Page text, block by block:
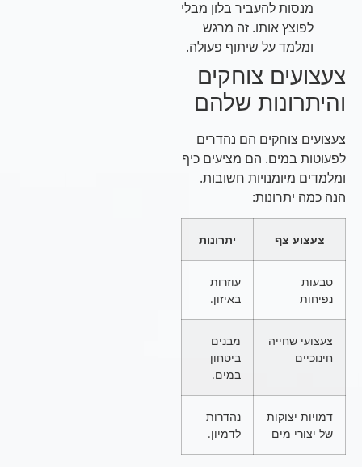
מנסות להעביר בלון מבלי
לפוצץ אותו. זה מרגש
ומלמד על שיתוף פעולה.
צעצועים צוחקים
והיתרונות שלהם
צעצועים צוחקים הם נהדרים
לפעוטות במים. הם מציעים כיף
ומלמדים מיומנויות חשובות.
הנה כמה יתרונות:
צעצוע צף יתרונות
טבעות
נפיחות
עוזרות
באיזון.
צעצועי שחייה
חינוכיים
מבנים
ביטחון
במים.
דמויות יצוקות
של יצורי מים
נהדרות
לדמיון.